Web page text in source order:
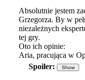
Absolutnie jestem
Grzegorza. By w
niezależnych
tej gry.
Oto ich opinie:
Aria, pracująca w
Spoiler: